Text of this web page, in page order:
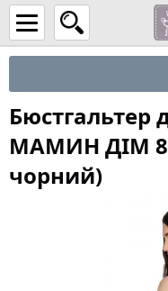
Бюстгальтер
МАМИН ДІМ
чорний)